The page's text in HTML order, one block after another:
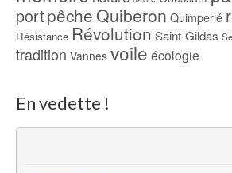
portpêcheQuiberon Quimperlé
Résistance Révolution Saint-Gildas
tradition Vannes voile écologie
En vedette !